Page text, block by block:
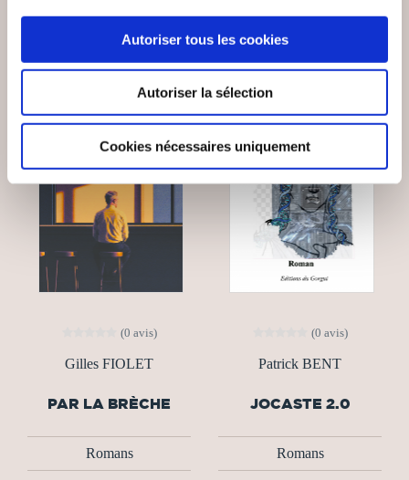
Autoriser tous les cookies
Autoriser la sélection
Cookies nécessaires uniquement
(0 avis)
Gilles FIOLET
PAR LA BRÈCHE
Romans
(0 avis)
Patrick BENT
JOCASTE 2.0
Romans